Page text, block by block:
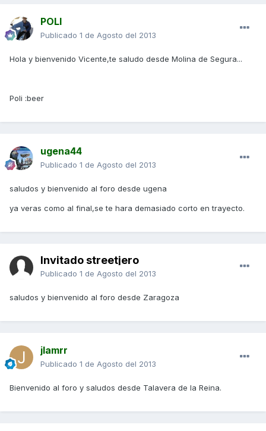
POLI
Publicado 1 de Agosto del 2013
Hola y bienvenido Vicente,te saludo desde Molina de Segura...
Poli :beer
ugena44
Publicado 1 de Agosto del 2013
saludos y bienvenido al foro desde ugena
ya veras como al final,se te hara demasiado corto en trayecto.
Invitado streetjero
Publicado 1 de Agosto del 2013
saludos y bienvenido al foro desde Zaragoza
jlamrr
Publicado 1 de Agosto del 2013
Bienvenido al foro y saludos desde Talavera de la Reina.